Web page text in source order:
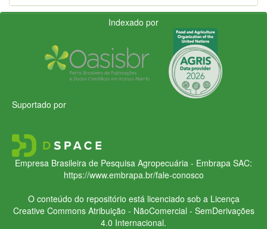
Indexado por
Suportado por
Empresa Brasileira de Pesquisa Agropecuária - Embrapa SAC:
https://www.embrapa.br/fale-conosco
O conteúdo do repositório está licenciado sob a Licença
Creative CommonsAtribuição - NãoComercial - SemDerivações
4.0 Internacional.